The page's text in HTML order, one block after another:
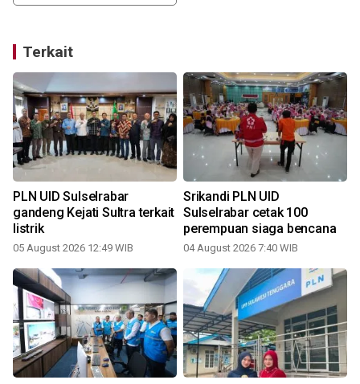
Terkait
PLN UID Sulselrabar
gandeng Kejati Sultra terkait
listrik
05 August 2026 12:49 WIB
Srikandi PLN UID
Sulselrabar cetak 100
perempuan siaga bencana
04 August 2026 7:40 WIB